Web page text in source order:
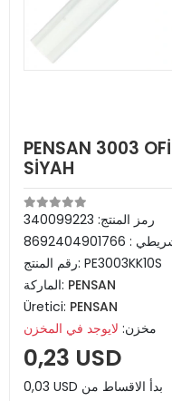
PENSAN 3003
SİYAH
رمز المنتج: 340099223
:
8692404901766
رقم المنتج: PE3003KK10S
الماركة: PENSAN
Üretici: PENSAN
مخزن: لايوجد في المخزن
0,23 USD
0,03 USD بدأ الاقساط من